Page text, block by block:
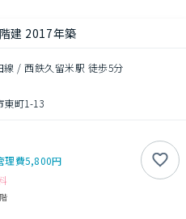
建 2017年築
線 / 西鉄久留米駅 徒歩5分
東町1-13
理費5,800円